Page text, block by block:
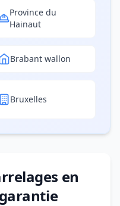
Province du
Hainaut
Brabant wallon
Bruxelles
en